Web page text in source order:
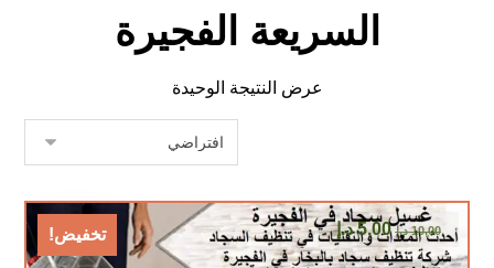
السريعة الفجيرة
عرض النتيجة الوحيدة
تخفيض! 10,00 د.إ 5,00 د.إ